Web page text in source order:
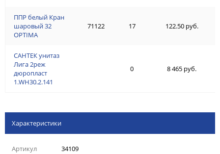
ППР белый Кран
шаровый 32
OPTIMA
САНТЕК унитаз
Лига 2реж
дюропласт
1.WH30.2.141
71122 17 122.50 руб.
0 8 465 руб.
Характеристики
Артикул 34109